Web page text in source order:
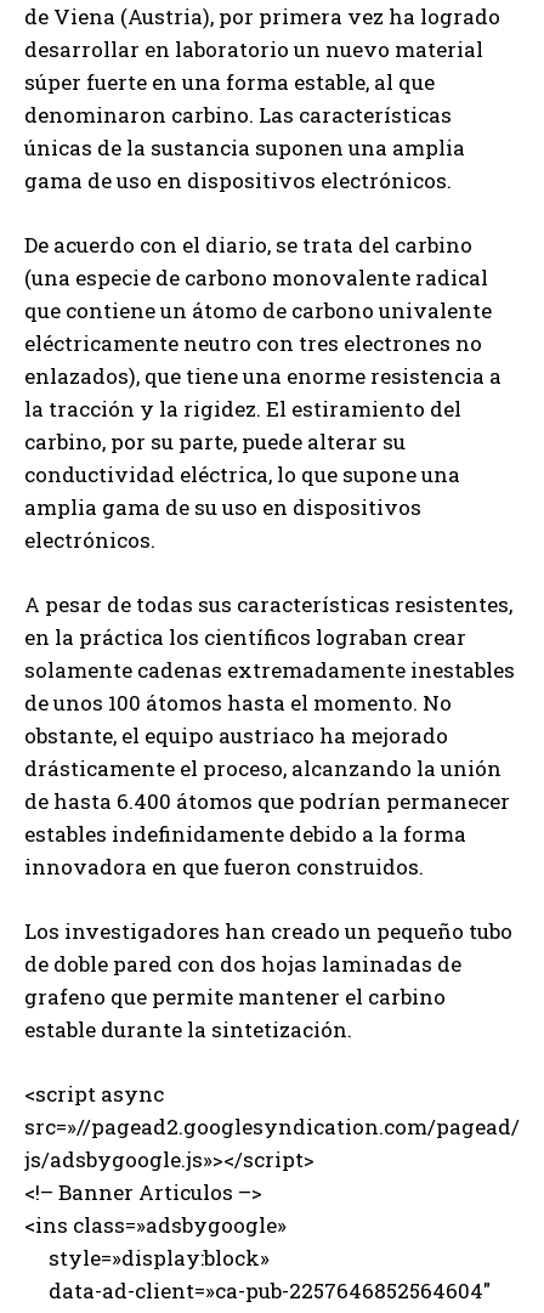
de Viena (Austria), por primera vez ha logrado
desarrollar en laboratorio un nuevo material
súper fuerte en una forma estable, al que
denominaron carbino. Las características
únicas de la sustancia suponen una amplia
gama de uso en dispositivos electrónicos.
De acuerdo con el diario, se trata del carbino
(una especie de carbono monovalente radical
que contiene un átomo de carbono univalente
eléctricamente neutro con tres electrones no
enlazados), que tiene una enorme resistencia a
la tracción y la rigidez. El estiramiento del
carbino, por su parte, puede alterar su
conductividad eléctrica, lo que supone una
amplia gama de su uso en dispositivos
electrónicos.
A pesar de todas sus características resistentes,
en la práctica los científicos lograban crear
solamente cadenas extremadamente inestables
de unos 100 átomos hasta el momento. No
obstante, el equipo austriaco ha mejorado
drásticamente el proceso, alcanzando la unión
de hasta 6.400 átomos que podrían permanecer
estables indefinidamente debido a la forma
innovadora en que fueron construidos.
Los investigadores han creado un pequeño tubo
de doble pared con dos hojas laminadas de
grafeno que permite mantener el carbino
estable durante la sintetización.
<script async
src=»//pagead2.googlesyndication.com/pagead/
js/adsbygoogle.js»></script>
<!– Banner Articulos –>
<ins class=»adsbygoogle»
style=»display:block»
data-ad-client=»ca-pub-2257646852564604″